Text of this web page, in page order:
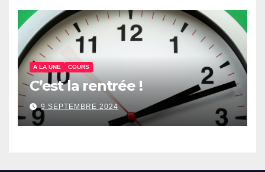
A LA UNE COURS
C’est la rentrée !
9 SEPTEMBRE 2024